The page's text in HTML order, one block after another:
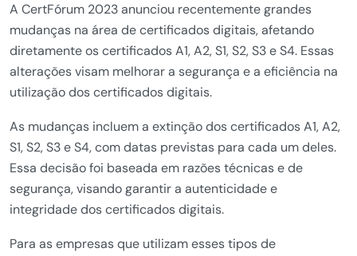
A CertFórum 2023 anunciou recentemente grandes
mudanças na área de certificados digitais, afetando
diretamente os certificados A1, A2, S1, S2, S3 e S4. Essas
alterações visam melhorar a segurança e a eficiência na
utilização dos certificados digitais.
As mudanças incluem a extinção dos certificados A1, A2,
S1, S2, S3 e S4, com datas previstas para cada um deles.
Essa decisão foi baseada em razões técnicas e de
segurança, visando garantir a autenticidade e
integridade dos certificados digitais.
Para as empresas que utilizam esses tipos de